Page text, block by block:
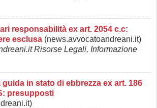
responsabilità ex art. 2054 c.c:
esclusa (news.avvocatoandreani.it)
Risorse Legali, Informazione
in stato di ebbrezza ex art. 186
presupposti